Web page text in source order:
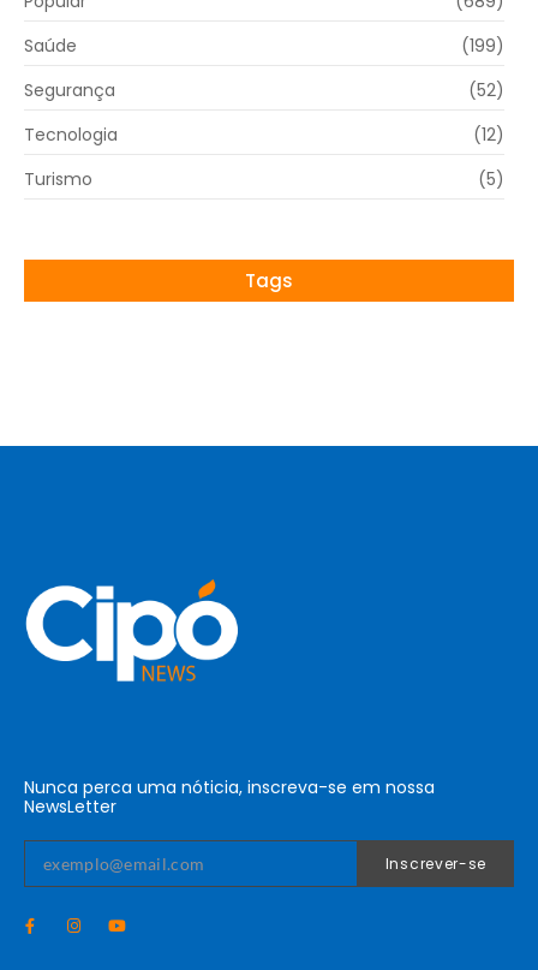
Saúde
(199)
Segurança
(52)
Tecnologia
(12)
Turismo
(5)
Tags
Nunca perca uma nóticia, inscreva-se em nossa
NewsLetter
Inscrever-se